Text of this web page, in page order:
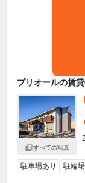
プリオールの賃
すべての写真
駐車場あり 駐輪